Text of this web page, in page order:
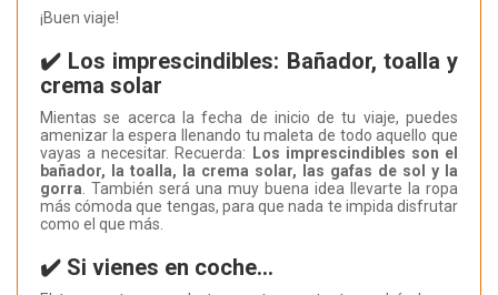
¡Buen viaje!
✔️ Los imprescindibles: Bañador, toalla y
crema solar
Mientas se acerca la fecha de inicio de tu viaje, puedes
amenizar la espera llenando tu maleta de todo aquello que
vayas a necesitar. Recuerda:
Los imprescindibles son el
bañador, la toalla, la crema solar, las gafas de sol y la
gorra. También será una muy buena idea llevarte la ropa
más cómoda que tengas, para que nada te impida disfrutar
como el que más.
✔️ Si vienes en coche…